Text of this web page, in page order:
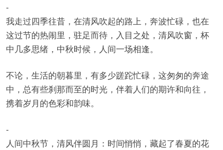
-
我走过四季往昔，在清风吹起的路上，奔波忙碌，也在
这过节的热闹里，驻足而待，入目之处，清风吹窗，杯
中几多思绪，中秋时候，人间一场相逢。
不论，生活的朝暮里，有多少蹉跎忙碌，这匆匆的奔途
中，总有些刹那而至的时光，伴着人们的期许和向往，
携着岁月的色彩和韵味。
-
人间中秋节，清风伴圆月：时间悄悄，藏起了春夏的花